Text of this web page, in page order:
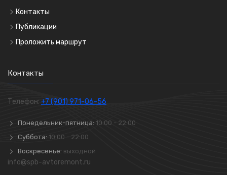
Контакты
Публикации
Проложить маршрут
Контакты
Телефон: +7 (901) 971-06-56
Понедельник-пятница: 10:00 - 22:00
Суббота: 10:00 - 22:00
Воскресенье: выходной
info@spb-avtoremont.ru